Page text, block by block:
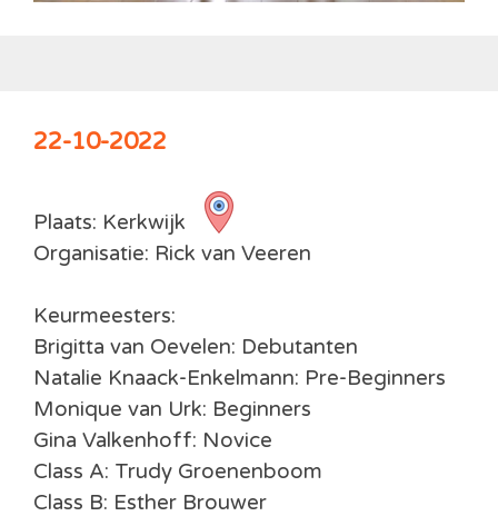
22-10-2022
Plaats: Kerkwijk
Organisatie: Rick van Veeren
Keurmeesters:
Brigitta van Oevelen: Debutanten
Natalie Knaack-Enkelmann: Pre-Beginners
Monique van Urk: Beginners
Gina Valkenhoff: Novice
Class A: Trudy Groenenboom
Class B: Esther Brouwer